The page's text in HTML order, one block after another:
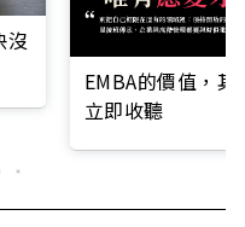
沒
EMBA的價值，
立即收聽